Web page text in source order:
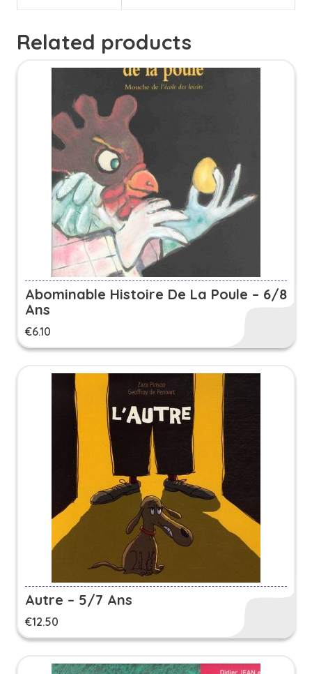
Related products
Abominable Histoire De La Poule – 6/8
Ans
€6.10
Autre – 5/7 Ans
€12.50